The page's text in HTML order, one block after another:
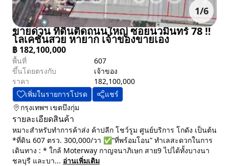
1/6
ขายด่วน ที่ดินติดถนนใหญ่ ซอยนวมินทร์ 78 ‼️
โลเคชั่นสวย หายาก เจ้าของขายเอง
฿ 182,100,000
พื้นที่
607
ขึ้นโดยตรงกับ
เจ้าของ
ราคา
182,100,000
เพิ่มในรายการโปรด
แชร์
กรุงเทพฯ เขตบึงกุ่ม
รายละเอียดสินค้า
หมาะสำหรับทำการค้าส่ง ค้าปลีก โชว์รูม ศูนย์บริการ โกดัง เป็นต้น
*ที่ดิน 607 ตรว. 300,000/วา ✅“ที่พร้อมโอน” ทำเลสะดวกในการ
เดินทาง : * ใกล้ Moterway กาญจนาภิเษก สาย9 ไปได้ทั้งบางนา
ชลบุรี และบา... อ่านเพิ่มเติม